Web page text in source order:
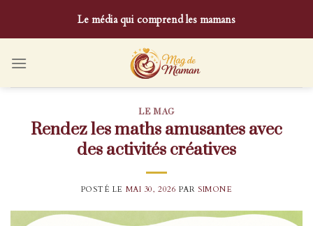
content
Le média qui comprend les mamans
LE MAG
Rendez les maths amusantes avec
des activités créatives
POSTÉ LE MAI 30, 2026 PAR SIMONE